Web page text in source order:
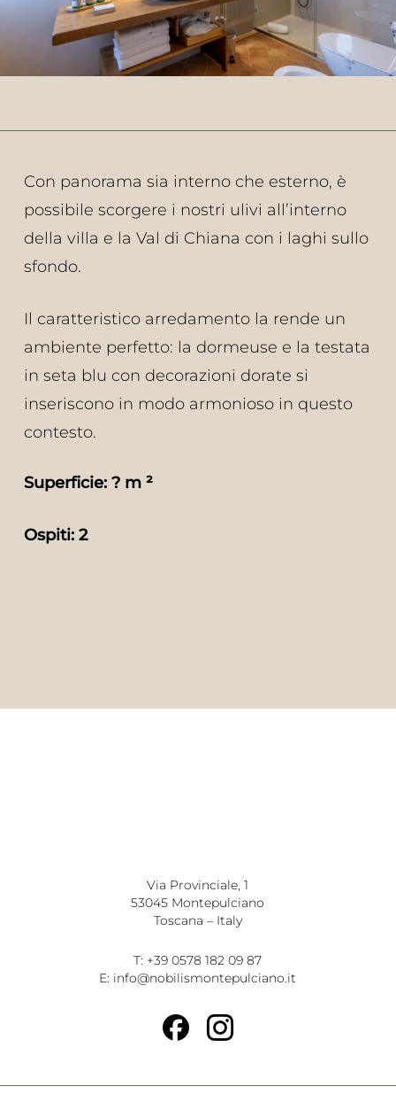
Con panorama sia interno che esterno, è
possibile scorgere i nostri ulivi all’interno
della villa e la Val di Chiana con i laghi sullo
sfondo.
Il caratteristico arredamento la rende un
ambiente perfetto: la dormeuse e la testata
in seta blu con decorazioni dorate si
inseriscono in modo armonioso in questo
contesto.
Superficie: ? m ²
Ospiti: 2
Via Provinciale, 1
53045 Montepulciano
Toscana – Italy
T: +39 0578 182 09 87
E: info@nobilismontepulciano.it